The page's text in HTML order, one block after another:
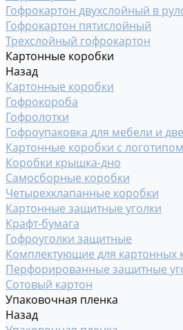
Гофрокартон двухслойный в
Гофрокартон пятислойный
Трехслойный гофрокартон
Картонные коробки
Назад
Картонные коробки
Гофрокороба
Гофролотки
Гофроупаковка для мебели и
Картонные коробки с логотипом
Коробки крышка-дно
Самосборные коробки
Четырехклапанные коробки
Картонные защитные уголки
Крафт-бумага
Гофроуголки защитные
Комплектующие для картонных
Перфорированные защитные
Сотовый картон
Упаковочная пленка
Назад